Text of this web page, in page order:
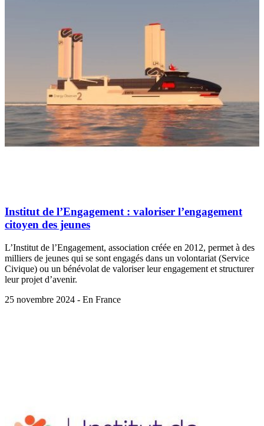
Institut de l’Engagement : valoriser l’engagement
citoyen des jeunes
L’Institut de l’Engagement, association créée en 2012, permet à des
milliers de jeunes qui se sont engagés dans un volontariat (Service
Civique) ou un bénévolat de valoriser leur engagement et structurer
leur projet d’avenir.
25 novembre 2024 - En France